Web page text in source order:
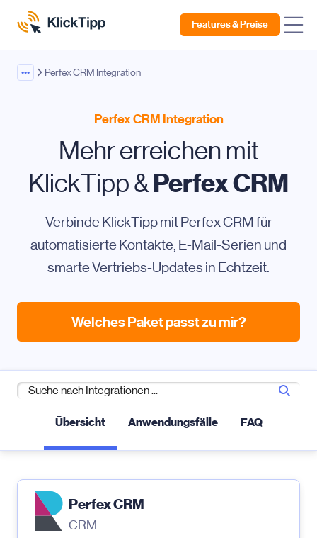
Features & Preise
••• Perfex CRM Integration
Perfex CRM Integration
Mehr erreichen mit
KlickTipp &Perfex CRM
Verbinde KlickTipp mit Perfex CRM für
automatisierte Kontakte, E-Mail-Serien und
smarte Vertriebs-Updates in Echtzeit.
Welches Paket passt zu mir?
Übersicht Anwendungsfälle FAQ
Perfex CRM
CRM